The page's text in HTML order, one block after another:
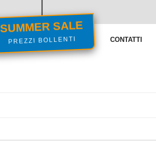
SUMMER SALE
PREZZI BOLLENTI
VENDITE FLASH CONTATTI